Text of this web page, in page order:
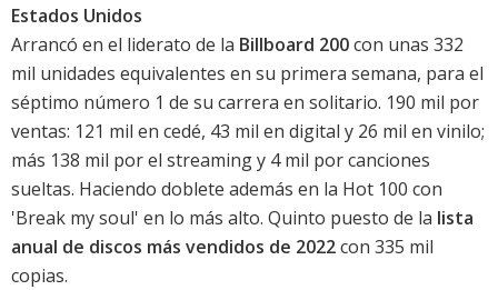
Estados Unidos
Arrancó en el liderato de la Billboard 200con unas 332
mil unidades equivalentes en su primera semana, para el
séptimo número 1 de su carrera en solitario. 190 mil por
ventas: 121 mil en cedé, 43 mil en digital y 26 mil en vinilo;
más 138 mil por el streaming y 4 mil por canciones
sueltas. Haciendo doblete además en la Hot 100 con
'Break my soul' en lo más alto. Quinto puesto de la lista
anual de discos más vendidos de 2022con 335 mil
copias.